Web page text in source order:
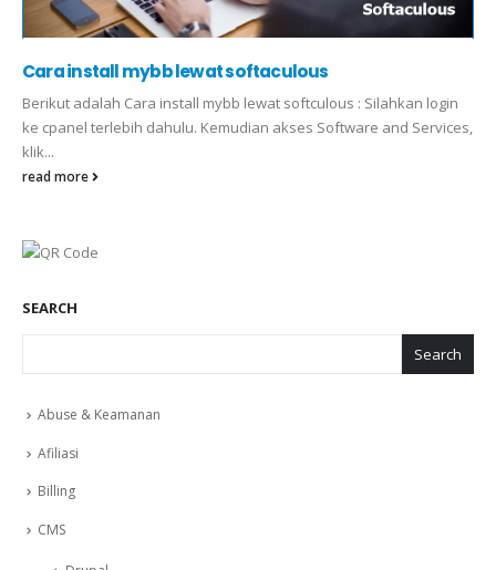
Cara install mybb lewat softaculous
Berikut adalah Cara install mybb lewat softculous : Silahkan login
ke cpanel terlebih dahulu. Kemudian akses Software and Services,
klik...
read more
SEARCH
Search
Abuse & Keamanan
Afiliasi
Billing
CMS